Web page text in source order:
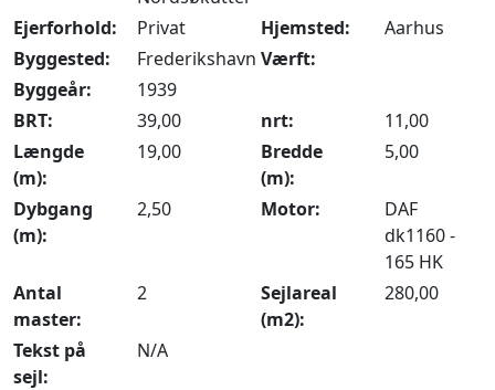
Ejerforhold:
Privat Hjemsted:
Aarhus
Byggested:
Frederikshavn Værft:
Byggeår:
1939
BRT:
39,00 nrt:
11,00
Længde
(m):
19,00
Bredde
(m):
5,00
Dybgang
(m):
2,50 Motor:
DAF
dk1160 -
165 HK
Antal
master:
2
Sejlareal
(m2):
280,00
Tekst på
sejl:
N/A